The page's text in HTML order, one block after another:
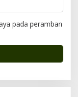
pada peramban